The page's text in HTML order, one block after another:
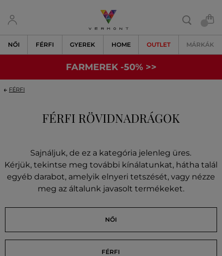
NŐI FÉRFI GYEREK HOME OUTLET MÁRKÁK
FARMEREK -50% >>
FÉRFI
FÉRFI RÖVIDNADRÁGOK
Sajnáljuk, de ez a kategória jelenleg üres.
Kérjük, tekintse meg további kínálatunkat, hátha talál
egyéb darabot, amelyik elnyeri tetszését, vagy nézze
meg az általunk javasolt termékeket.
NŐI
FÉRFI